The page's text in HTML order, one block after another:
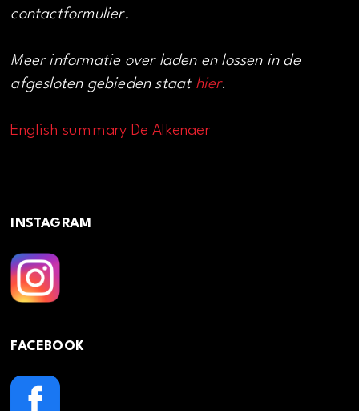
contactformulier.
Meer informatie over laden en lossen in de
afgesloten gebieden staat hier.
English summary De Alkenaer
INSTAGRAM
FACEBOOK